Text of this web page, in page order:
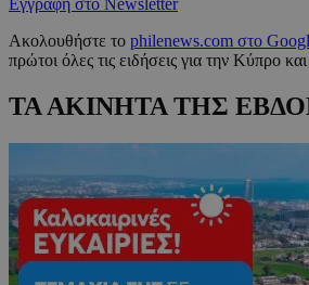
Εγγραφή στο Newsletter
Ακολουθήστε το philenews.com στο
πρώτοι όλες τις ειδήσεις για την Κύπρο
ΤΑ ΑΚΙΝΗΤΑ ΤΗΣ